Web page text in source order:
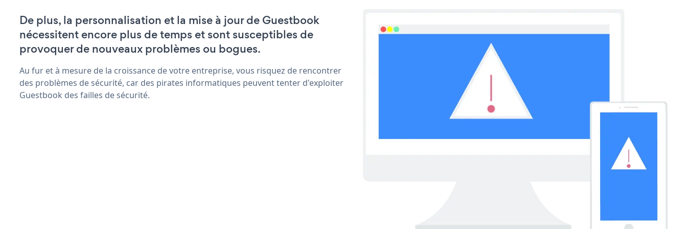
De plus, la personnalisation et la mise à jour de Guestbook
nécessitent encore plus de temps et sont susceptibles de
provoquer de nouveaux problèmes ou bogues.
Au fur et à mesure de la croissance de votre entreprise, vous risquez de rencontrer
des problèmes de sécurité, car des pirates informatiques peuvent tenter d'exploiter
Guestbook des failles de sécurité.